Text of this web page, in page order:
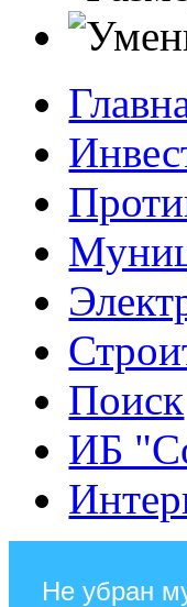
Поиск
ИБ
Не убран